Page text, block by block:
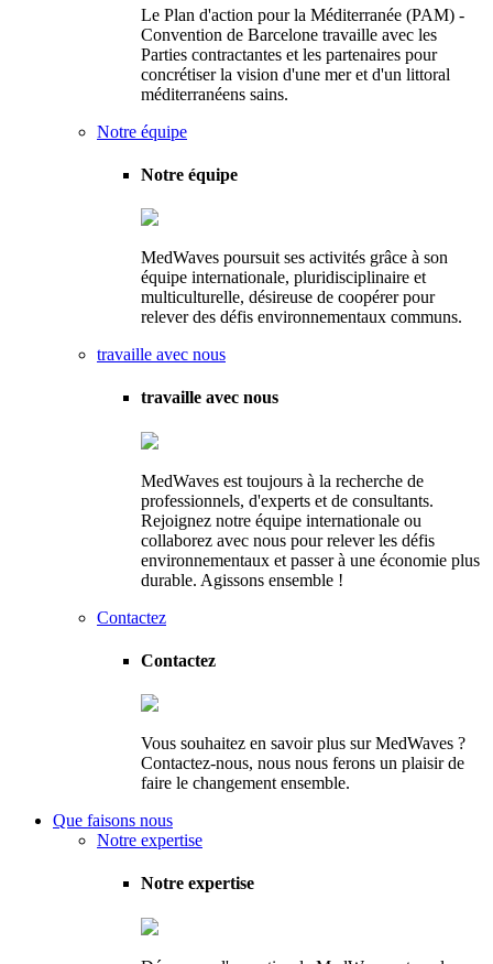
Le Plan d'action pour la Méditerranée (PAM) -
Convention de Barcelone travaille avec les
Parties contractantes et les partenaires pour
concrétiser la vision d'une mer et d'un littoral
méditerranéens sains.
Notre équipe
Notre équipe
MedWaves poursuit ses activités grâce à son
équipe internationale, pluridisciplinaire et
multiculturelle, désireuse de coopérer pour
relever des défis environnementaux communs.
travaille avec nous
travaille avec nous
MedWaves est toujours à la recherche de
professionnels, d'experts et de consultants.
Rejoignez notre équipe internationale ou
collaborez avec nous pour relever les défis
environnementaux et passer à une économie plus
durable. Agissons ensemble !
Contactez
Contactez
Vous souhaitez en savoir plus sur MedWaves ?
Contactez-nous, nous nous ferons un plaisir de
faire le changement ensemble.
Que faisons nous
Notre expertise
Notre expertise